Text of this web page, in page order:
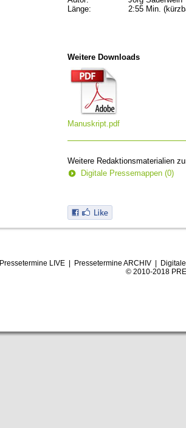
Länge:
2:55 Min.
Weitere Downloads
Manuskript.pdf
Weitere Redaktionsmaterialien
Digitale Pressemappen (0)
Pressetermine LIVE| Pressetermine ARCHIV|
© 2010-2018